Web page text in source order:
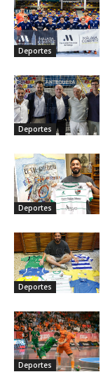
Deportes
Deportes
Deportes
Deportes
Deportes